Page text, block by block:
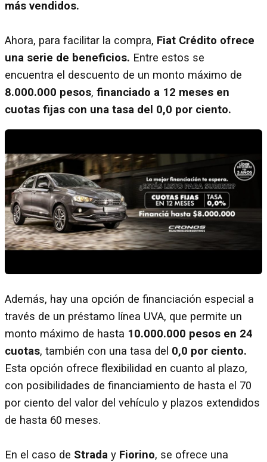
más vendidos.
Ahora, para facilitar la compra, Fiat Crédito ofrece
una serie de beneficios. Entre estos se
encuentra el descuento de un monto máximo de
8.000.000 pesos, financiado a 12 meses en
cuotas fijas con una tasa del 0,0 por ciento.
Además, hay una opción de financiación especial a
través de un préstamo línea UVA, que permite un
monto máximo de hasta 10.000.000 pesos en 24
cuotas, también con una tasa del 0,0 por ciento.
Esta opción ofrece flexibilidad en cuanto al plazo,
con posibilidades de financiamiento de hasta el 70
por ciento del valor del vehículo y plazos extendidos
de hasta 60 meses.
En el caso de Strada y Fiorino, se ofrece una